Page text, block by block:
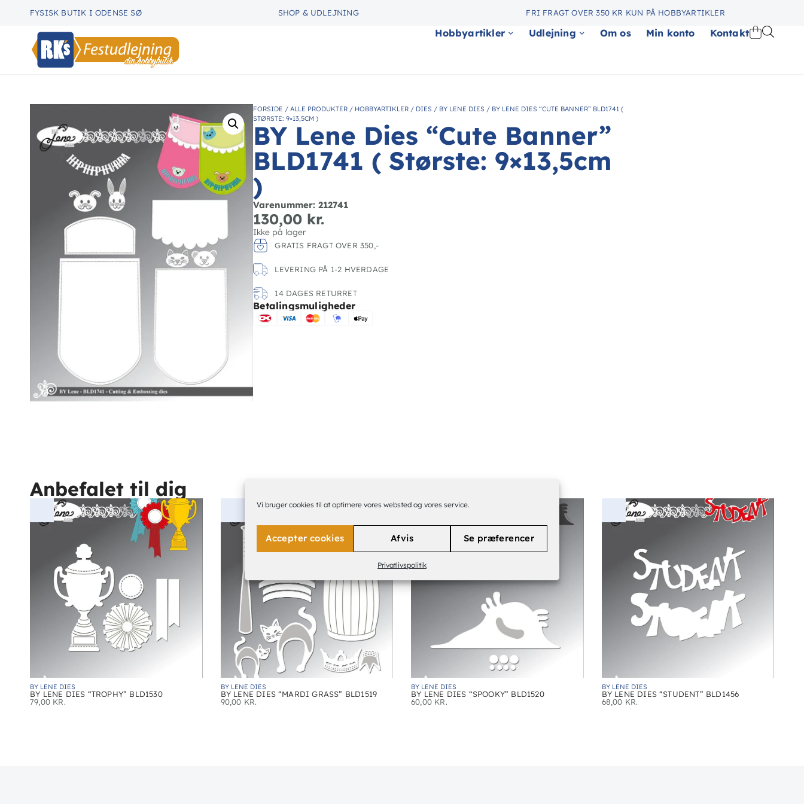
Vi bruger cookies til at optimere vores websted og vores service.
Accepter cookies Afvis Se præferencer
Privatlivspolitik
FYSISK BUTIK I ODENSE SØ SHOP & UDLEJNING FRI FRAGT OVER 350 KR KUN PÅ HOBBYARTIKLER
Hobbyartikler Udlejning Om os Min konto Kontakt
FORSIDE /ALLE PRODUKTER / HOBBYARTIKLER / DIES / BY LENE DIES / BY LENE DIES “CUTE BANNER” BLD1741 (
STØRSTE: 9×13,5CM )
BY Lene Dies “Cute Banner”
BLD1741 ( Største: 9×13,5cm
)
Varenummer: 212741
130,00 kr.
Ikke på lager
GRATIS FRAGT OVER 350,-
LEVERING PÅ 1-2 HVERDAGE
14 DAGES RETURRET
Betalingsmuligheder
Anbefalet til dig
BY LENE DIES
BY LENE DIES “TROPHY” BLD1530
79,00 KR.
BY LENE DIES
BY LENE DIES “MARDI GRASS” BLD1519
90,00 KR.
BY LENE DIES
BY LENE DIES “SPOOKY” BLD1520
60,00 KR.
BY LENE DIES
BY LENE DIES “STUDENT” BLD1456
68,00 KR.